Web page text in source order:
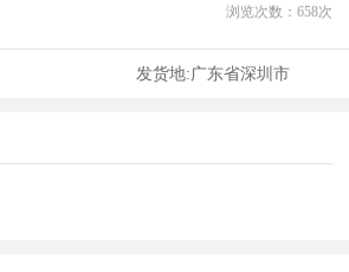
浏览次数： 658次
发货地:广东省深圳市